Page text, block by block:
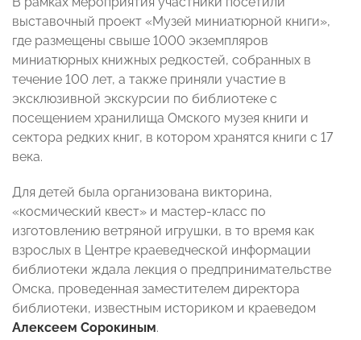
выставочный проект «Музей миниатюрной книги»,
где размещены свыше 1000 экземпляров
миниатюрных книжных редкостей, собранных в
течение 100 лет, а также приняли участие в
эксклюзивной экскурсии по библиотеке с
посещением хранилища Омского музея книги и
сектора редких книг, в котором хранятся книги с 17
века.
Для детей была организована викторина,
«космический квест» и мастер-класс по
изготовлению ветряной игрушки, в то время как
взрослых в Центре краеведческой информации
библиотеки ждала лекция о предпринимательстве
Омска, проведенная заместителем директора
библиотеки, известным историком и краеведом
Алексеем Сорокиным.